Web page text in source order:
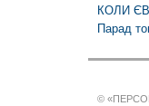
КОЛИ
Парад
©